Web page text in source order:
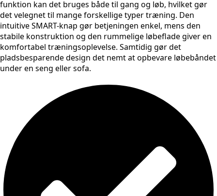
funktion kan det bruges både til gang og løb, hvilket gør
det velegnet til mange forskellige typer træning. Den
intuitive SMART-knap gør betjeningen enkel, mens den
stabile konstruktion og den rummelige løbeflade giver en
komfortabel træningsoplevelse. Samtidig gør det
pladsbesparende design det nemt at opbevare løbebåndet
under en seng eller sofa.